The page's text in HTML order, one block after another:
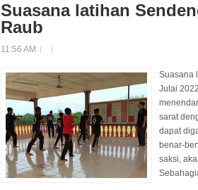
Suasana latihan
Raub
11:56 AM
Suasana
Julai
sarat
dapat
benar-
saksi,